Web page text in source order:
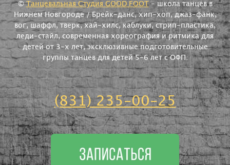
©Танцевальная Студия GOOD FOOT- школа танцев в
Нижнем Новгороде / Брейк-данс, хип-хоп, джаз-фанк,
вог, шаффл, тверк, хай-хилс, каблуки, стрип-пластика,
леди-стайл, современная хореография и ритмика для
детей от 3-х лет, эксклюзивные подготовительные
группы танцев для детей 5-6 лет с ОФП.
(831) 235-00-25